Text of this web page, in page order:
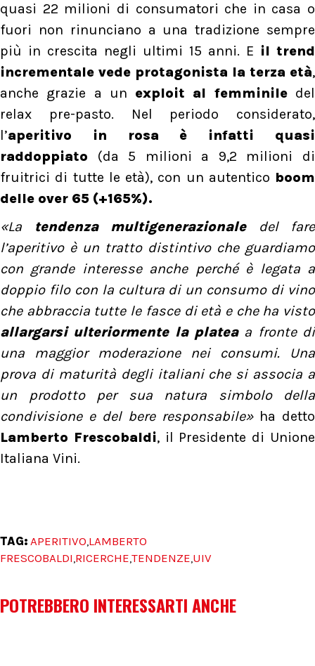
quasi 22 milioni di consumatori che in casa o
fuori non rinunciano a una tradizione sempre
più in crescita negli ultimi 15 anni. E il trend
incrementale vede protagonista la terza età,
anche grazie a un exploit al femminiledel
relax pre-pasto. Nel periodo considerato,
l’aperitivo in rosa è infatti quasi
raddoppiato (da 5 milioni a 9,2 milioni di
fruitrici di tutte le età), con un autentico boom
delle over 65 (+165%).
«La
tendenza multigenerazionale
del fare
l’aperitivo è un tratto distintivo che guardiamo
con grande interesse anche perché è legata a
doppio filo con la cultura di un consumo di vino
che abbraccia tutte le fasce di età e che ha visto
allargarsi ulteriormente la plateaa fronte di
una maggior moderazione nei consumi. Una
prova di maturità degli italiani che si associa a
un prodotto per sua natura simbolo della
condivisione e del bere responsabile» ha detto
Lamberto Frescobaldi, il Presidente di Unione
Italiana Vini.
TAG: APERITIVO,LAMBERTO
FRESCOBALDI,RICERCHE,TENDENZE,UIV
POTREBBERO INTERESSARTI ANCHE